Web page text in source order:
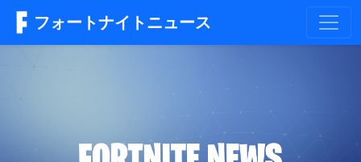
フォートナイトニュース